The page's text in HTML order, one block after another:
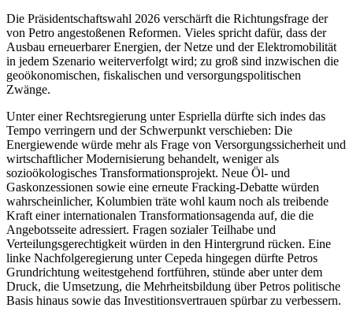
Die Präsidentschaftswahl 2026 verschärft die Richtungsfrage der
von Petro angestoßenen Reformen. Vieles spricht dafür, dass der
Ausbau erneuerbarer Energien, der Netze und der Elektromobilität
in jedem Szenario weiterverfolgt wird; zu groß sind inzwischen die
geoökonomischen, fiskali­schen und versorgungspolitischen
Zwänge.
Unter einer Rechtsregierung unter Espriella dürfte sich indes das
Tempo ver­ringern und der Schwerpunkt verschieben: Die
Energiewende würde mehr als Frage von Versorgungssicherheit und
wirtschaftlicher Modernisierung behandelt, weniger als
sozioökologisches Transformations­projekt. Neue Öl- und
Gaskonzessionen sowie eine erneute Fracking-Debatte würden
wahrscheinlicher, Kolumbien träte wohl kaum noch als treibende
Kraft einer inter­nationalen Transforma­tions­agenda auf, die die
Angebotsseite adressiert. Fragen sozialer Teilhabe und
Verteilungsgerechtigkeit wür­den in den Hintergrund rücken. Eine
linke Nach­folgeregierung unter Cepeda hingegen dürfte Petros
Grundrichtung weitestgehend fortführen, stünde aber unter dem
Druck, die Umsetzung, die Mehrheitsbildung über Petros politische
Basis hinaus sowie das Investitionsvertrauen spürbar zu verbessern.